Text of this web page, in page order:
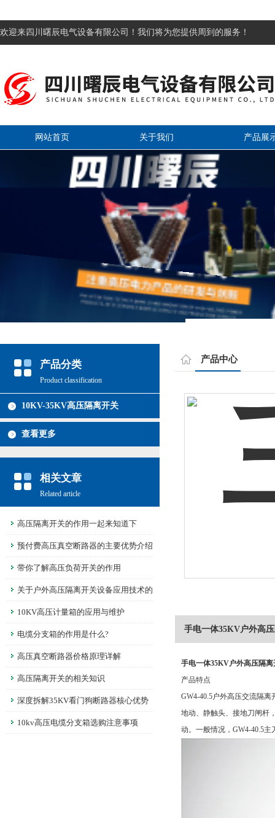
欢迎来四川曙辰电气设备有限公司！我们将为您提供周到的服务！
网站首页 关于我们 产品展
产品分类
Product classification
10KV-35KV高压隔离开关
查看更多
相关文章
Related article
高压隔离开关的作用一起来知道下
预付费高压真空断路器的主要优势介绍
带你了解高压负荷开关的作用
关于户外高压隔离开关设备应用技术的
分析10KV高压计量箱的应用与维护
电缆分支箱的作用是什么?
高压真空断路器价格原理详解
高压隔离开关的相关知识
深度拆解35KV看门狗断路器核心优势
10kv高压电缆分支箱选购注意事项
产品中心
手电一体35KV户外高
手电一体35KV户外高压隔
产品特点
GW4-40.5户外高压交流隔
地动、静触头、接地刀闸杆
动。一般情况，GW4-40.5